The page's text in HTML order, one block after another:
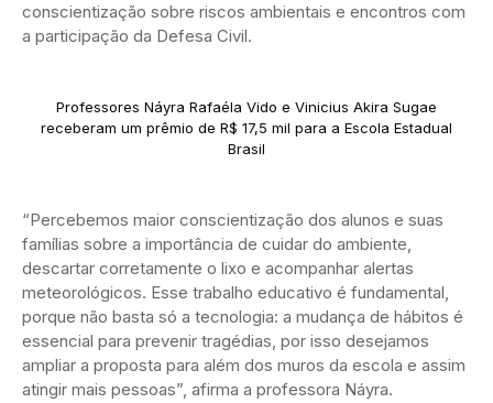
conscientização sobre riscos ambientais e encontros com
a participação da Defesa Civil.
Professores Náyra Rafaéla Vido e Vinicius Akira Sugae
receberam um prêmio de R$ 17,5 mil para a Escola Estadual
Brasil
“Percebemos maior conscientização dos alunos e suas
famílias sobre a importância de cuidar do ambiente,
descartar corretamente o lixo e acompanhar alertas
meteorológicos. Esse trabalho educativo é fundamental,
porque não basta só a tecnologia: a mudança de hábitos é
essencial para prevenir tragédias, por isso desejamos
ampliar a proposta para além dos muros da escola e assim
atingir mais pessoas”, afirma a professora Náyra.